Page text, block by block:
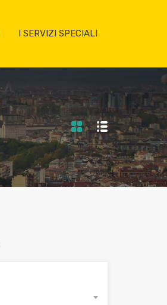
I SERVIZI SPECIALI